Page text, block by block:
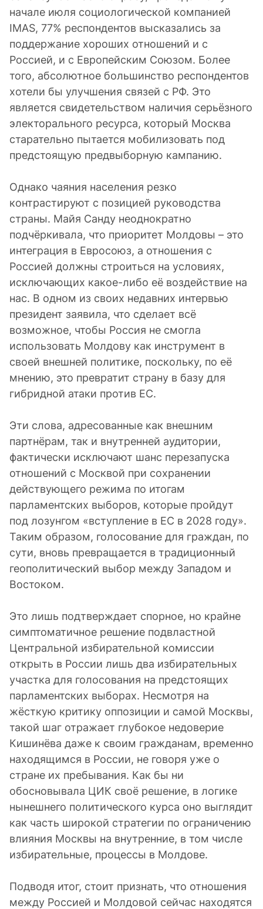
начале июля социологической компанией
IMAS, 77% респондентов высказались за
поддержание хороших отношений и с
Россией, и с Европейским Союзом. Более
того, абсолютное большинство респондентов
хотели бы улучшения связей с РФ. Это
является свидетельством наличия серьёзного
электорального ресурса, который Москва
старательно пытается мобилизовать под
предстоящую предвыборную кампанию.
Однако чаяния населения резко
контрастируют с позицией руководства
страны. Майя Санду неоднократно
подчёркивала, что приоритет Молдовы – это
интеграция в Евросоюз, а отношения с
Россией должны строиться на условиях,
исключающих какое-либо её воздействие на
нас. В одном из своих недавних интервью
президент заявила, что сделает всё
возможное, чтобы Россия не смогла
использовать Молдову как инструмент в
своей внешней политике, поскольку, по её
мнению, это превратит страну в базу для
гибридной атаки против ЕС.
Эти слова, адресованные как внешним
партнёрам, так и внутренней аудитории,
фактически исключают шанс перезапуска
отношений с Москвой при сохранении
действующего режима по итогам
парламентских выборов, которые пройдут
под лозунгом «вступление в ЕС в 2028 году».
Таким образом, голосование для граждан, по
сути, вновь превращается в традиционный
геополитический выбор между Западом и
Востоком.
Это лишь подтверждает спорное, но крайне
симптоматичное решение подвластной
Центральной избирательной комиссии
открыть в России лишь два избирательных
участка для голосования на предстоящих
парламентских выборах. Несмотря на
жёсткую критику оппозиции и самой Москвы,
такой шаг отражает глубокое недоверие
Кишинёва даже к своим гражданам, временно
находящимся в России, не говоря уже о
стране их пребывания. Как бы ни
обосновывала ЦИК своё решение, в логике
нынешнего политического курса оно выглядит
как часть широкой стратегии по ограничению
влияния Москвы на внутренние, в том числе
избирательные, процессы в Молдове.
Подводя итог, стоит признать, что отношения
между Россией и Молдовой сейчас находятся